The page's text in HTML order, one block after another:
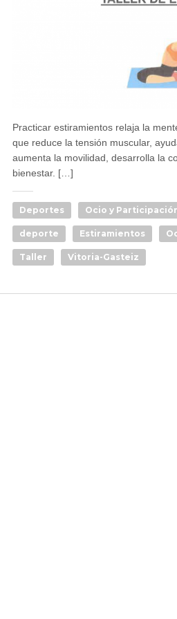
Practicar estiramientos relaja la
que reduce la tensión muscular,
aumenta la movilidad, desarrolla la
bienestar. […]
Deportes Ocio y
deporte Estiramientos
Taller Vitoria-Gasteiz